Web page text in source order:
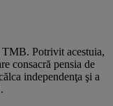
Potrivit acestuia,
consacră pensia de
independenţa şi a